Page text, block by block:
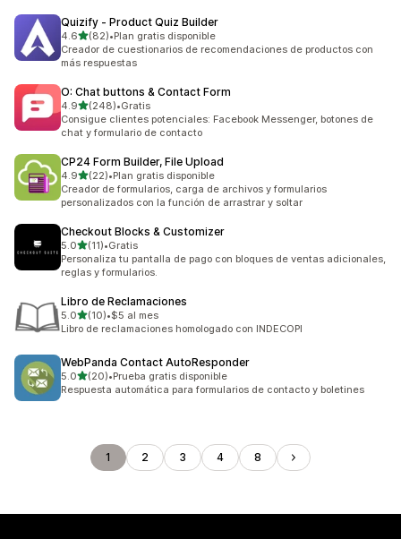
Quizify ‑ Product Quiz Builder
4.6de 5 estrellas
(82)
82 reseñas en total
•Plan gratis disponible
Creador de cuestionarios de recomendaciones de productos con
más respuestas
O: Chat buttons & Contact Form
4.9de 5 estrellas
(248)
248 reseñas en total
•Gratis
Consigue clientes potenciales: Facebook Messenger, botones de
chat y formulario de contacto
CP24 Form Builder, File Upload
4.9de 5 estrellas
(22)
22 reseñas en total
•Plan gratis disponible
Creador de formularios, carga de archivos y formularios
personalizados con la función de arrastrar y soltar
Checkout Blocks & Customizer
5.0de 5 estrellas
(11)
11 reseñas en total
•Gratis
Personaliza tu pantalla de pago con bloques de ventas adicionales,
reglas y formularios.
Libro de Reclamaciones
5.0de 5 estrellas
(10)
10 reseñas en total
•$5 al mes
Libro de reclamaciones homologado con INDECOPI
WebPanda Contact AutoResponder
5.0de 5 estrellas
(20)
20 reseñas en total
•Prueba gratis disponible
Respuesta automática para formularios de contacto y boletines
1 2 3 4 8